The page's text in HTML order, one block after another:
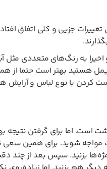
جزیی و کلی اتفاق
به رنگ‌های متعددی مثل
هستید بهتر است حتما از
ست کردن با نوع لباس و
اما برای گرفتن نتیجه
مواجه شوید. برای همین
مژه‌ها بزنید. سپس بعد